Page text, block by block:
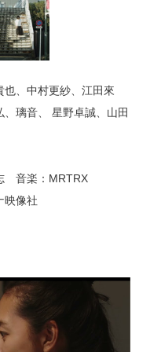
也、中村更紗、江田來
璃音、 星野卓誠、山田
音楽：MRTRX
映像社